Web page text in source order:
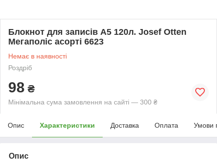
Блокнот для записів А5 120л. Josef Otten
Мегаполіс асорті 6623
Немає в наявності
Роздріб
98 ₴
Мінімальна сума замовлення на сайті — 300 ₴
Опис Характеристики Доставка Оплата Умови
Опис